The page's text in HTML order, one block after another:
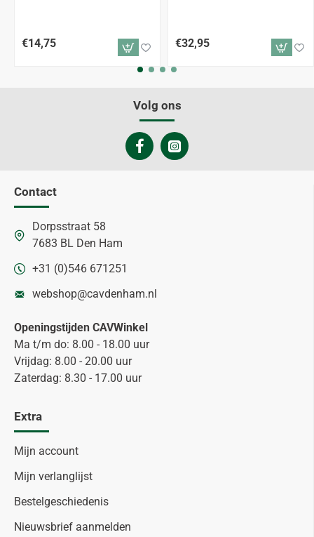
€14,75 €32,95
Volg ons
Contact
Dorpsstraat 58
7683 BL Den Ham
+31 (0)546 671251
webshop@cavdenham.nl
Openingstijden CAVWinkel
Ma t/m do: 8.00 - 18.00 uur
Vrijdag: 8.00 - 20.00 uur
Zaterdag: 8.30 - 17.00 uur
Extra
Mijn account
Mijn verlanglijst
Bestelgeschiedenis
Nieuwsbrief aanmelden